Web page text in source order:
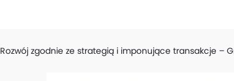
Rozwój zgodnie ze strategią i imponujące transakcje –